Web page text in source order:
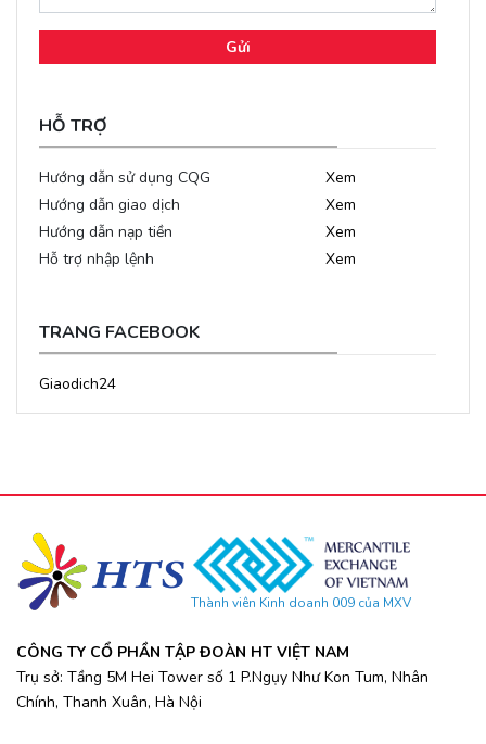
Gửi
HỖ TRỢ
Hướng dẫn sử dụng CQG
Xem
Hướng dẫn giao dịch
Xem
Hướng dẫn nạp tiền
Xem
Hỗ trợ nhập lệnh
Xem
TRANG FACEBOOK
Giaodich24
Thành viên Kinh doanh 009 của MXV
CÔNG TY CỔ PHẦN TẬP ĐOÀN HT VIỆT NAM
Trụ sở: Tầng 5M Hei Tower số 1 P.Ngụy Như Kon Tum, Nhân
Chính, Thanh Xuân, Hà Nội